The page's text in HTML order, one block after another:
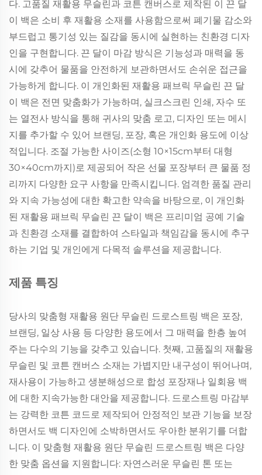
다. 고품질 재활용 무슬린과 코튼 캔버스로 제작된 이 끈 달
이 백은 소비 후 재활용 소재를 사용함으로써 폐기물 감소와
부드럽고 통기성 있는 질감을 동시에 실현하는 친환경 디자
인을 구현합니다. 끈 달이 마감 방식은 기능성과 매력을 동
시에 갖추어 물품을 안전하게 보관하면서도 손쉬운 접근을
가능하게 합니다. 이 개인화된 재활용 패브릭 무슬린 끈 달
이 백은 전면 맞춤화가 가능하며, 실크스크린 인쇄, 자수 또
는 열전사 방식을 통해 귀사의 맞춤 로고, 디자인 또는 메시
지를 추가할 수 있어 브랜딩, 포장, 혹은 개인화 용도에 이상
적입니다. 조절 가능한 사이즈(소형 10×15cm부터 대형
30×40cm까지)로 제공되어 작은 선물 포장부터 큰 물품 정
리까지 다양한 요구 사항을 만족시킵니다. 엄격한 품질 관리
와 지속 가능성에 대한 확고한 약속을 바탕으로, 이 개인화
된 재활용 패브릭 무슬린 끈 달이 백은 프리미엄 공예 기술
과 친환경 소재를 결합하여 스타일과 책임감을 동시에 추구
하는 기업 및 개인에게 다목적 솔루션을 제공합니다.
제품 특징
당사의 맞춤형 재활용 원단 무슬린 드로스트링 백은 포장,
브랜딩, 일상 사용 등 다양한 용도에서 그 매력을 한층 높여
주는 다수의 기능을 갖추고 있습니다. 첫째, 고품질의 재활용
무슬린 및 코튼 캔버스 소재는 가볍지만 내구성이 뛰어나며,
재사용이 가능하고 생분해성으로 합성 포장재나 일회용 백
에 대한 지속가능한 대안을 제공합니다. 드로스트링 마감부
는 강력한 코튼 코드로 제작되어 안정적인 보관 기능을 보장
하면서도 백 디자인에 소박하면서도 우아한 분위기를 더합
니다. 이 맞춤형 재활용 원단 무슬린 드로스트링 백은 다양
한 맞춤 옵션을 지원합니다: 자연스러운 무슬린 톤 또는